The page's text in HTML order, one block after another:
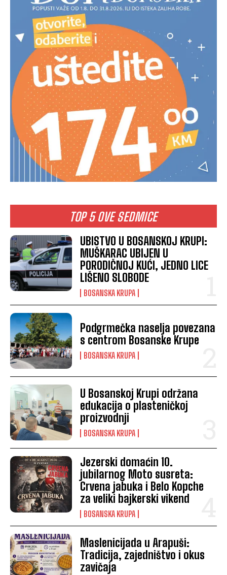
TOP 5 OVE SEDMICE
UBISTVO U BOSANSKOJ KRUPI:
MUŠKARAC UBIJEN U
PORODIČNOJ KUĆI, JEDNO LICE
LIŠENO SLOBODE
BOSANSKA KRUPA
Podgrmečka naselja povezana
s centrom Bosanske Krupe
BOSANSKA KRUPA
U Bosanskoj Krupi održana
edukacija o plasteničkoj
proizvodnji
BOSANSKA KRUPA
Jezerski domaćin 10.
jubilarnog Moto susreta:
Crvena jabuka i Belo Kopche
za veliki bajkerski vikend
BOSANSKA KRUPA
Maslenicijada u Arapuši:
Tradicija, zajedništvo i okus
zavičaja